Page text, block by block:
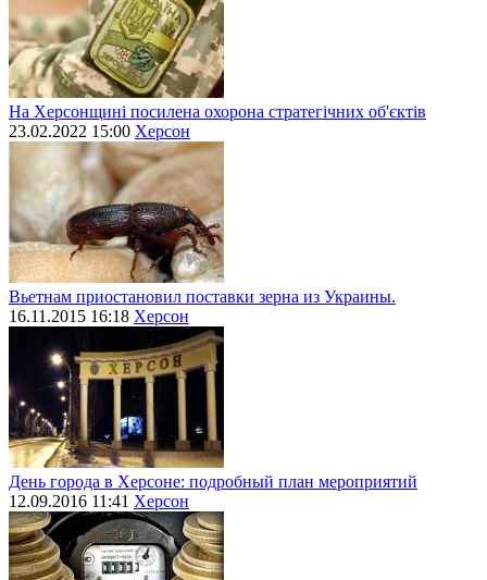
На Херсонщині посилена охорона стратегічних об'єктів
23.02.2022 15:00 Херсон
Вьетнам приостановил поставки зерна из Украины.
16.11.2015 16:18 Херсон
День города в Херсоне: подробный план мероприятий
12.09.2016 11:41 Херсон